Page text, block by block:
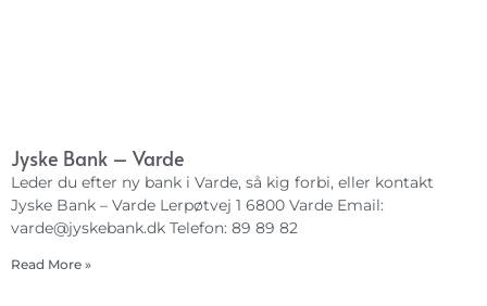
Jyske Bank – Varde
Leder du efter ny bank i Varde, så kig forbi, eller kontakt
Jyske Bank – Varde Lerpøtvej 1 6800 Varde Email:
varde@jyskebank.dk Telefon: 89 89 82
Read More »